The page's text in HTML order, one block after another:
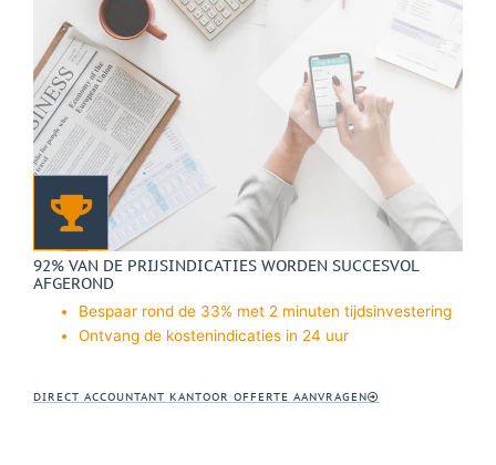
92% VAN DE PRIJSINDICATIES WORDEN SUCCESVOL
AFGEROND
Bespaar rond de 33% met 2 minuten tijdsinvestering
Ontvang de kostenindicaties in 24 uur
DIRECT ACCOUNTANT KANTOOR OFFERTE AANVRAGEN